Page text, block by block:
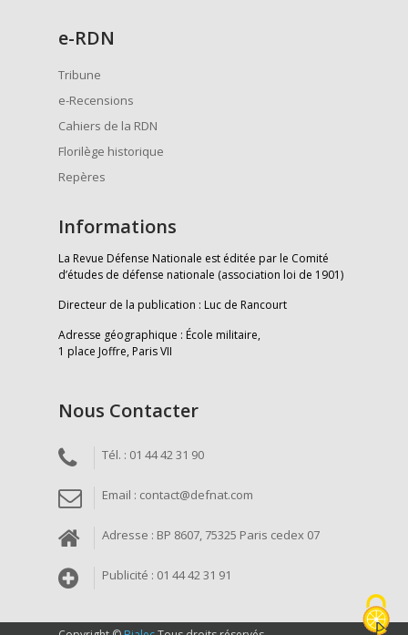
e-RDN
Tribune
e-Recensions
Cahiers de la RDN
Florilège historique
Repères
Informations
La Revue Défense Nationale est éditée par le Comité
d’études de défense nationale (association loi de 1901)
Directeur de la publication : Luc de Rancourt
Adresse géographique : École militaire,
1 place Joffre, Paris VII
Nous Contacter
Tél. : 01 44 42 31 90
Email : contact@defnat.com
Adresse : BP 8607, 75325 Paris cedex 07
Publicité : 01 44 42 31 91